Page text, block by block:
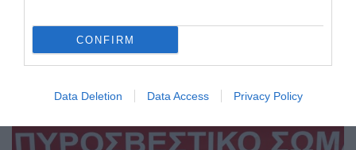
CONFIRM
Data Deletion Data Access Privacy Policy